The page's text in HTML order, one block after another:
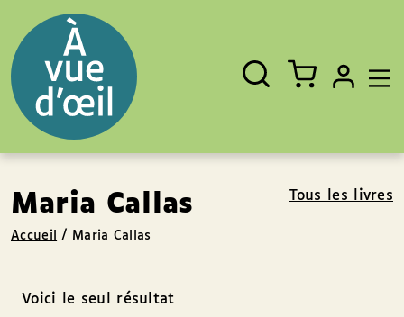
Fermer
Rechercher
un
livre,
un
auteur,
un
EAN
Maria Callas Tous les livres
Accueil / Maria Callas
Voici le seul résultat